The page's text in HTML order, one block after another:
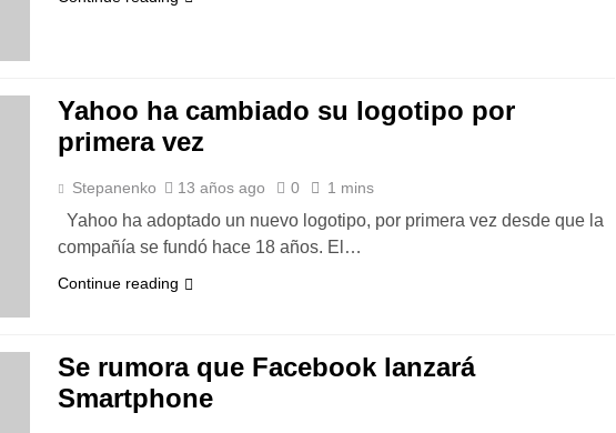
Yahoo ha cambiado su logotipo por
primera vez
Stepanenko 13 años ago 0 1 mins
Yahoo ha adoptado un nuevo logotipo, por primera vez desde que la
compañía se fundó hace 18 años. El…
Continue reading
Se rumora que Facebook lanzará
Smartphone